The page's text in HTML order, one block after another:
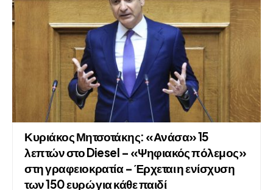
Κυριάκος Μητσοτάκης: «Ανάσα» 15
λεπτών στο Diesel – «Ψηφιακός πόλεμος»
στη γραφειοκρατία – Έρχεται η ενίσχυση
των 150 ευρώ για κάθε παιδί